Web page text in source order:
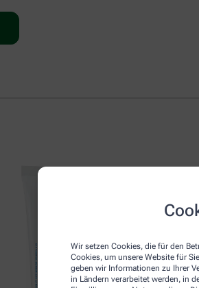
Wir setzen Cookies, die für den
Cookies, um unsere Website für
geben wir Informationen zu Ihrer
in Ländern verarbeitet werden, in